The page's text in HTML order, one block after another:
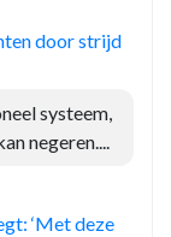
door strijd
systeem,
negeren....
‘Met deze